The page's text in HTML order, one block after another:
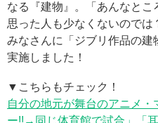
なる『建物』。「あんなとこ
思った人も少なくないので
みなさんに「ジブリ作品の
実施しました！
▼こちらもチェック！
自分の地元が舞台のアニメ・